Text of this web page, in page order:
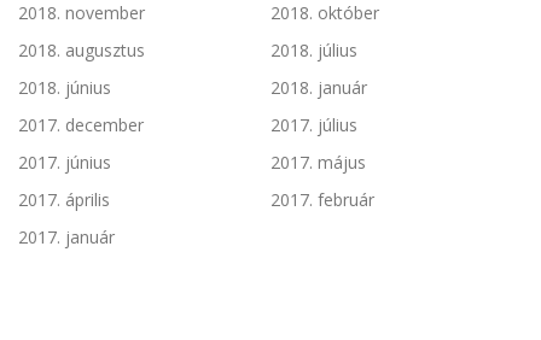
2018. november
2018. október
2018. augusztus
2018. július
2018. június
2018. január
2017. december
2017. július
2017. június
2017. május
2017. április
2017. február
2017. január